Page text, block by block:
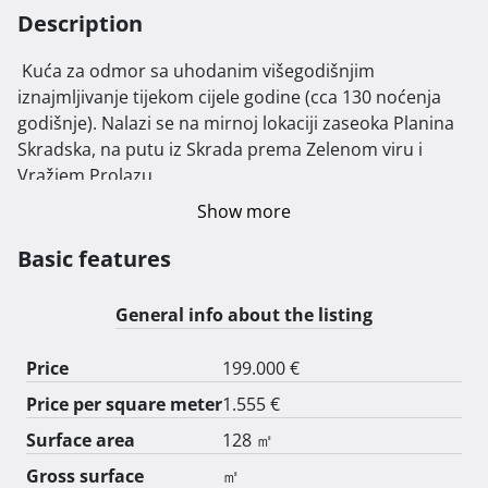
Description
iznajmljivanje tijekom cijele godine (cca 130 noćenja
godišnje). Nalazi se na mirnoj lokaciji zaseoka Planina
Skradska, na putu iz Skrada prema Zelenom viru i
Vražjem Prolazu.
Dovoljno odvojena je od ostalih kuća što pruža mirnu
nadzora dok je objekat prazan. Na natkrivenoj terasi
preko zime zatvara prozirnim folijama i dodatno grije
stropnom grijalicom, grijač masažne kade ima
dovoljno snage da zagrije vodu do željene temperature
bez obzira na nisku vanjsku temperaturu, time je
masažna kada u uporabi cijele godine.
Kuća se prodaje kompletno namještena kao na slikama
ili u trenutku pregleda.
Show more
Basic features
General info about the listing
Price
199.000 €
Price per square meter1.555 €
Surface area
128 ㎡
Gross surface
㎡